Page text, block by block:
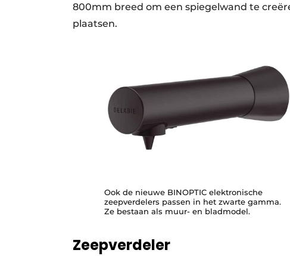
800mm breed om een spiegelwand te
plaatsen.
Ook de nieuwe BINOPTIC elektronische
zeepverdelers passen in het zwarte gamma.
Ze bestaan als muur- en bladmodel.
Zeepverdeler